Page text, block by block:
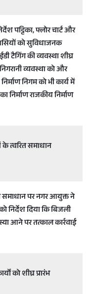
पट्टिका, फ्लोर चार्ट और
को सुविधाजनक
टैगिंग की व्यवस्था शीघ्र
व्यवस्था को और
निगम को भी कार्य में
निर्माण राजकीय निर्माण
त्वरित समाधान
समाधान पर नगर आयुक्त ने
निर्देश दिया कि बिजली
आने पर तत्काल कार्रवाई
को शीघ्र प्रारंभ